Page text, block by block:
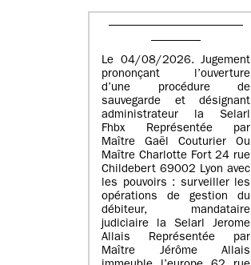
Le 04/08/2026. Jugement
prononçant l’ouverture
d’une procédure de
sauvegarde et désignant
administrateur la Selarl
Fhbx Représentée par
Maître Gaël Couturier Ou
Maître Charlotte Fort 24 rue
Childebert 69002 Lyon avec
les pouvoirs : surveiller les
opérations de gestion du
débiteur, mandataire
judiciaire la Selarl Jerome
Allais Représentée par
Maître Jérôme Allais